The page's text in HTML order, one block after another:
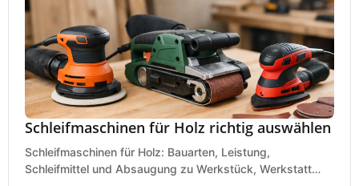
Schleifmaschinen für Holz richtig auswählen
Schleifmaschinen für Holz: Bauarten, Leistung,
Schleifmittel und Absaugung zu Werkstück, Werkstatt